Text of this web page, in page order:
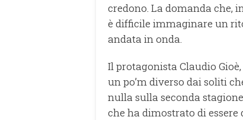
credono. La domanda che,
è difficile immaginare un
andata in onda.
Il protagonista Claudio
un po’m diverso dai soliti
nulla sulla seconda
che ha dimostrato di essere